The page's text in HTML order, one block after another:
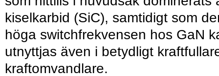
kiselkarbid (SiC), samtidigt som
höga switchfrekvensen hos GaN
utnyttjas även i betydligt
kraftomvandlare.